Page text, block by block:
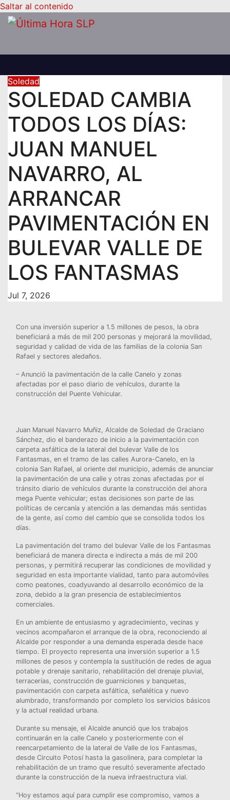
Saltar al contenido
Soledad
SOLEDAD CAMBIA
TODOS LOS DÍAS:
JUAN MANUEL
NAVARRO, AL
ARRANCAR
PAVIMENTACIÓN EN
BULEVAR VALLE DE
LOS FANTASMAS
Jul 7, 2026
Con una inversión superior a 1.5 millones de pesos, la obra
beneficiará a más de mil 200 personas y mejorará la movilidad,
seguridad y calidad de vida de las familias de la colonia San
Rafael y sectores aledaños.
– Anunció la pavimentación de la calle Canelo y zonas
afectadas por el paso diario de vehículos, durante la
construcción del Puente Vehicular.
Juan Manuel Navarro Muñiz, Alcalde de Soledad de Graciano
Sánchez, dio el banderazo de inicio a la pavimentación con
carpeta asfáltica de la lateral del bulevar Valle de los
Fantasmas, en el tramo de las calles Aurora-Canelo, en la
colonia San Rafael, al oriente del municipio, además de anunciar
la pavimentación de una calle y otras zonas afectadas por el
tránsito diario de vehículos durante la construcción del ahora
mega Puente vehicular; estas decisiones son parte de las
políticas de cercanía y atención a las demandas más sentidas
de la gente, así como del cambio que se consolida todos los
días.
La pavimentación del tramo del bulevar Valle de los Fantasmas
beneficiará de manera directa e indirecta a más de mil 200
personas, y permitirá recuperar las condiciones de movilidad y
seguridad en esta importante vialidad, tanto para automóviles
como peatones, coadyuvando al desarrollo económico de la
zona, debido a la gran presencia de establecimientos
comerciales.
En un ambiente de entusiasmo y agradecimiento, vecinas y
vecinos acompañaron el arranque de la obra, reconociendo al
Alcalde por responder a una demanda esperada desde hace
tiempo. El proyecto representa una inversión superior a 1.5
millones de pesos y contempla la sustitución de redes de agua
potable y drenaje sanitario, rehabilitación del drenaje pluvial,
terracerías, construcción de guarniciones y banquetas,
pavimentación con carpeta asfáltica, señalética y nuevo
alumbrado, transformando por completo los servicios básicos
y la actual realidad urbana.
Durante su mensaje, el Alcalde anunció que los trabajos
continuarán en la calle Canelo y posteriormente con el
reencarpetamiento de la lateral de Valle de los Fantasmas,
desde Circuito Potosí hasta la gasolinera, para completar la
rehabilitación de un tramo que resultó severamente afectado
durante la construcción de la nueva infraestructura vial.
“Hoy estamos aquí para cumplir ese compromiso, vamos a